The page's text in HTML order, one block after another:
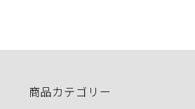
商品カテゴリー